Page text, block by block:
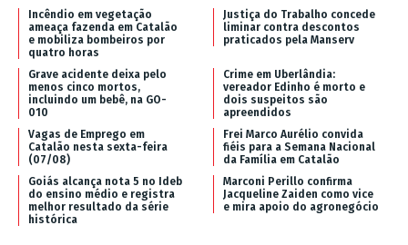
Incêndio em vegetação
ameaça fazenda em Catalão
e mobiliza bombeiros por
quatro horas
Justiça do Trabalho concede
liminar contra descontos
praticados pela Manserv
Grave acidente deixa pelo
menos cinco mortos,
incluindo um bebê, na GO-
010
Crime em Uberlândia:
vereador Edinho é morto e
dois suspeitos são
apreendidos
Vagas de Emprego em
Catalão nesta sexta-feira
(07/08)
Frei Marco Aurélio convida
fiéis para a Semana Nacional
da Família em Catalão
Goiás alcança nota 5 no Ideb
do ensino médio e registra
melhor resultado da série
histórica
Marconi Perillo confirma
Jacqueline Zaiden como vice
e mira apoio do agronegócio